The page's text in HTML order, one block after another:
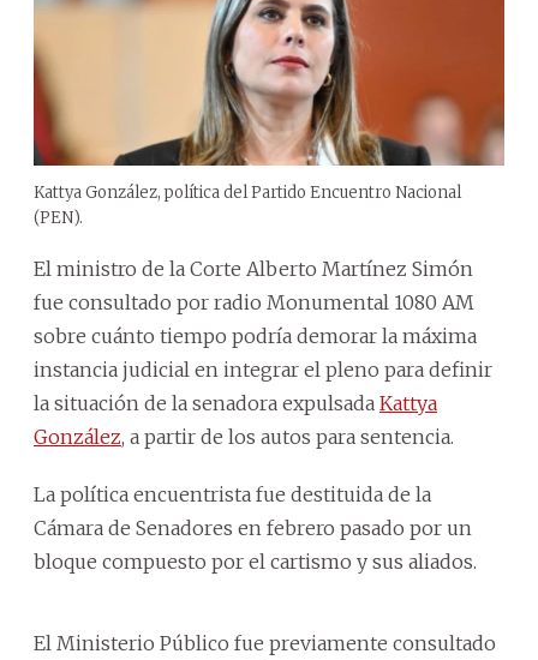
Kattya González, política del Partido Encuentro Nacional
(PEN).
El ministro de la Corte Alberto Martínez Simón
fue consultado por radio Monumental 1080 AM
sobre cuánto tiempo podría demorar la máxima
instancia judicial en integrar el pleno para definir
la situación de la senadora expulsada Kattya
González, a partir de los autos para sentencia.
La política encuentrista fue destituida de la
Cámara de Senadores en febrero pasado por un
bloque compuesto por el cartismo y sus aliados.
El Ministerio Público fue previamente consultado